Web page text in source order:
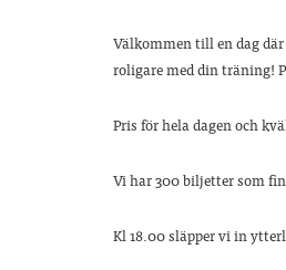
Välkommen till en dag
roligare med din träning!
Pris för hela dagen och
Vi har 300 biljetter som
Kl 18.00 släpper vi in